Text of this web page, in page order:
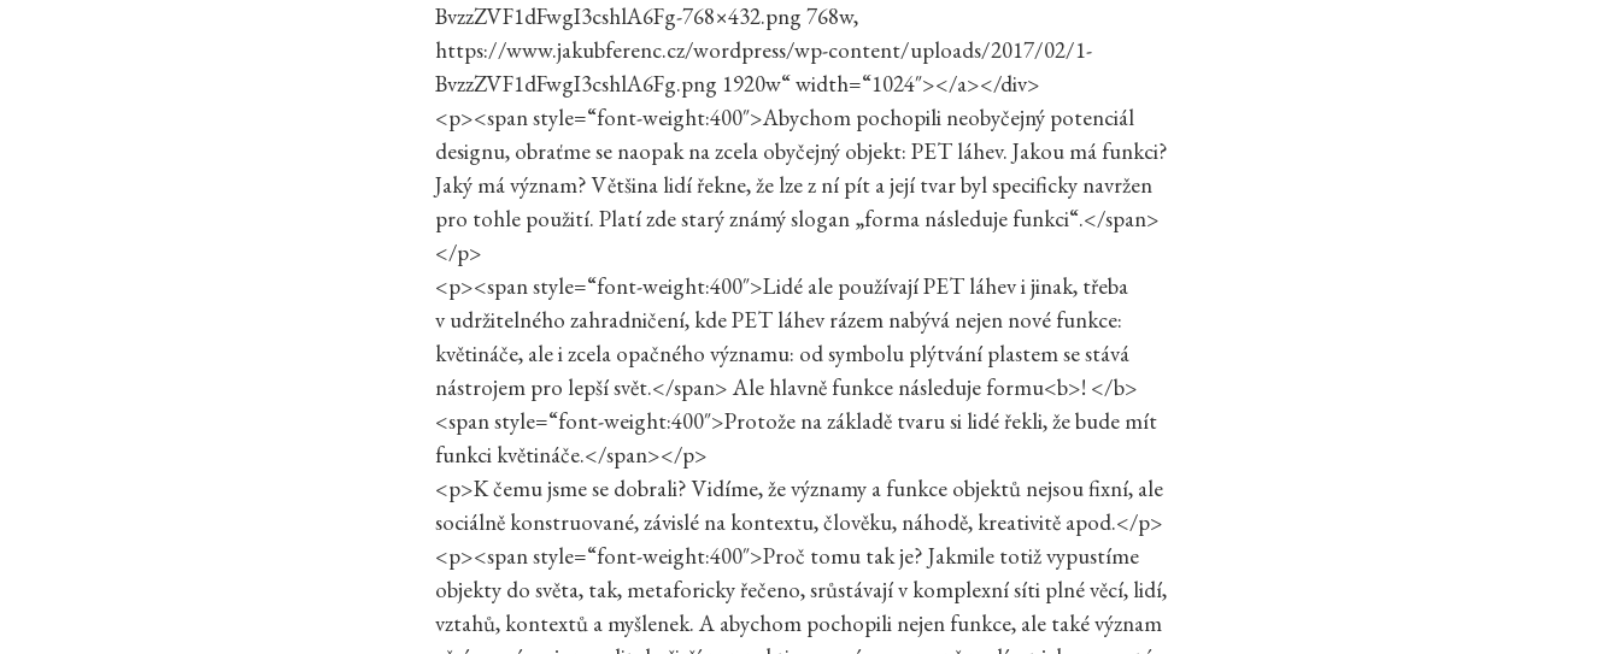
BvzzZVF1dFwgI3cshlA6Fg-768×432.png 768w,
https://www.jakubferenc.cz/wordpress/wp-content/uploads/2017/02/1-
BvzzZVF1dFwgI3cshlA6Fg.png 1920w“ width=“1024″></a></div>
<p><span style=“font-weight:400″>Abychom pochopili neobyčejný potenciál
designu, obraťme se naopak na zcela obyčejný objekt: PET láhev. Jakou má funkci?
Jaký má význam? Většina lidí řekne, že lze z ní pít a její tvar byl specificky navržen
pro tohle použití. Platí zde starý známý slogan „forma následuje funkci“.</span>
</p>
<p><span style=“font-weight:400″>Lidé ale používají PET láhev i jinak, třeba
v udržitelného zahradničení, kde PET láhev rázem nabývá nejen nové funkce:
květináče, ale i zcela opačného významu: od symbolu plýtvání plastem se stává
nástrojem pro lepší svět.</span> Ale hlavně funkce následuje formu<b>! </b>
<span style=“font-weight:400″>Protože na základě tvaru si lidé řekli, že bude mít
funkci květináče.</span></p>
<p>K čemu jsme se dobrali? Vidíme, že významy a funkce objektů nejsou fixní, ale
sociálně konstruované, závislé na kontextu, člověku, náhodě, kreativitě apod.</p>
<p><span style=“font-weight:400″>Proč tomu tak je? Jakmile totiž vypustíme
objekty do světa, tak, metaforicky řečeno, srůstávají v komplexní síti plné věcí, lidí,
vztahů, kontextů a myšlenek. A abychom pochopili nejen funkce, ale také význam